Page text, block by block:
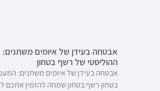
אבטחה בעידן של איומים
ההוליסטי של רשף בטחון
אבטחה בעידן של איומים משתנים:
בטחון רשף בטחון שמחה להזמין אתכם